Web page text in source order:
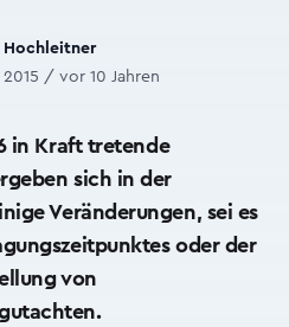
Hochleitner
2015 / vor 10 Jahren
in Kraft tretende
sich in der
Veränderungen, sei es
oder der
von